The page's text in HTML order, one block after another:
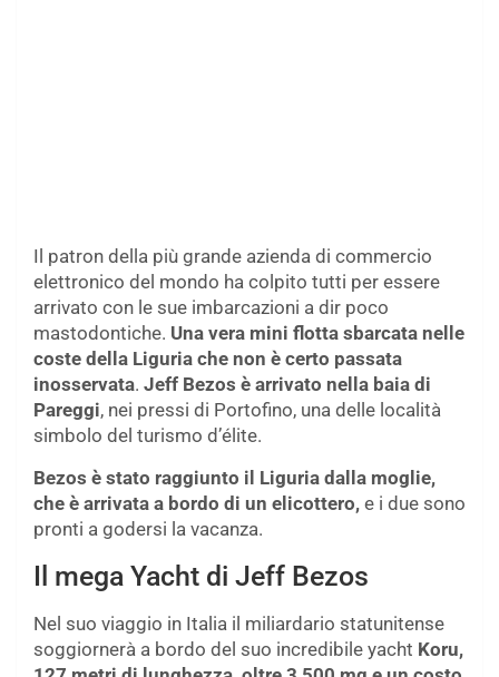
Il patron della più grande azienda di commercio
elettronico del mondo ha colpito tutti per essere
arrivato con le sue imbarcazioni a dir poco
mastodontiche. Una vera mini flotta sbarcata nelle
coste della Liguria che non è certo passata
inosservata. Jeff Bezos è arrivato nella baia di
Pareggi, nei pressi di Portofino, una delle località
simbolo del turismo d’élite.
Bezos è stato raggiunto il Liguria dalla moglie,
che è arrivata a bordo di un elicottero, e i due sono
pronti a godersi la vacanza.
Il mega Yacht di Jeff Bezos
Nel suo viaggio in Italia il miliardario statunitense
soggiornerà a bordo del suo incredibile yacht Koru,